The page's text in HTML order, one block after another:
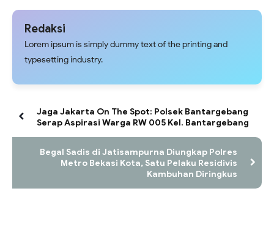
Redaksi
Lorem ipsum is simply dummy text of the printing and
typesetting industry.
Jaga Jakarta On The Spot: Polsek Bantargebang
Serap Aspirasi Warga RW 005 Kel. Bantargebang
Begal Sadis di Jatisampurna Diungkap Polres
Metro Bekasi Kota, Satu Pelaku Residivis
Kambuhan Diringkus